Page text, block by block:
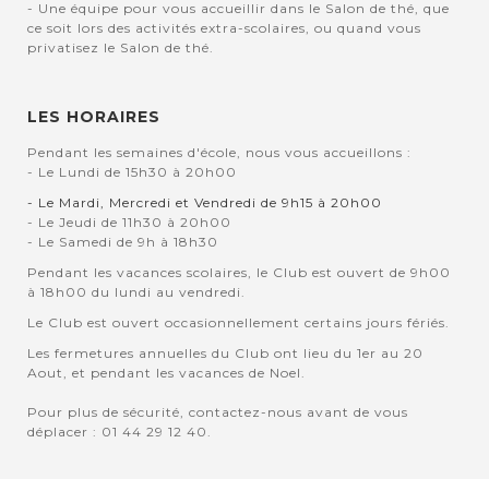
- Une équipe pour vous accueillir dans le Salon de thé, que
ce soit lors des activités extra-scolaires, ou quand vous
privatisez le Salon de thé.
LES HORAIRES
Pendant les semaines d'école, nous vous accueillons :
- Le Lundi de 15h30 à 20h00
- Le Mardi, Mercredi et Vendredi de 9h15 à 20h00
- Le Jeudi de 11h30 à 20h00
- Le Samedi de 9h à 18h30
Pendant les vacances scolaires, le Club est ouvert de 9h00
à 18h00 du lundi au vendredi.
Le Club est ouvert occasionnellement certains jours fériés.
Les fermetures annuelles du Club ont lieu du 1er au 20
Aout, et pendant les vacances de Noel.
Pour plus de sécurité, contactez-nous avant de vous
déplacer : 01 44 29 12 40.